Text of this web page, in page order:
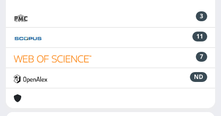
3
11
7
ND